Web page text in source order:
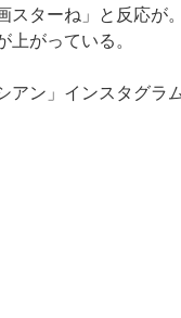
スターね」と反応が
上がっている。
アン」インスタグラ